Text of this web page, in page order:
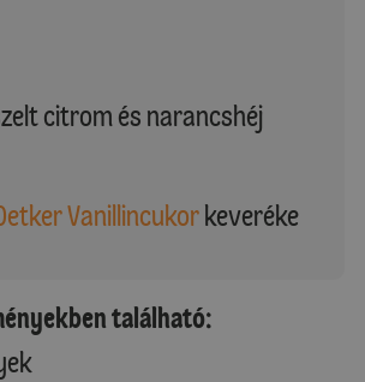
citrom és narancshéj
Vanillincukorkeveréke
található: